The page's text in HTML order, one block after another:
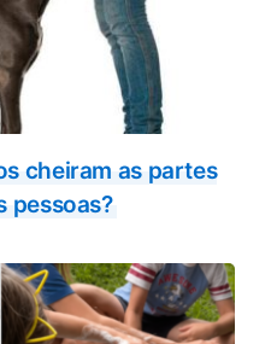
cheiram as partes
pessoas?